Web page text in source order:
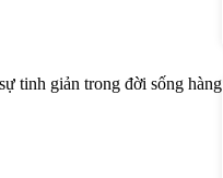
tinh giản trong đời sống hàng